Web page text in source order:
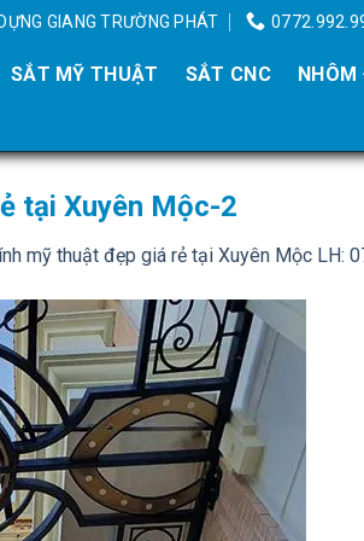
GIANG TRƯỜNG PHÁT
SẮT MỸ THUẬT SẮT CNC NHÔM
tại Xuyên Mộc-2
mỹ thuật đẹp giá rẻ tại Xuyên Mộc LH: